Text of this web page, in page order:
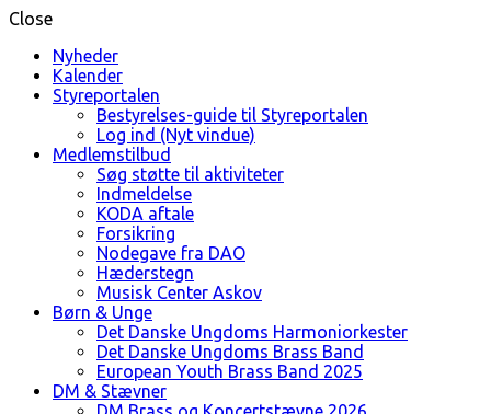
Close
Nyheder
Kalender
Styreportalen
Bestyrelses-guide til Styreportalen
Log ind (Nyt vindue)
Medlemstilbud
Søg støtte til aktiviteter
Indmeldelse
KODA aftale
Forsikring
Nodegave fra DAO
Hæderstegn
Musisk Center Askov
Børn & Unge
Det Danske Ungdoms Harmoniorkester
Det Danske Ungdoms Brass Band
European Youth Brass Band 2025
DM & Stævner